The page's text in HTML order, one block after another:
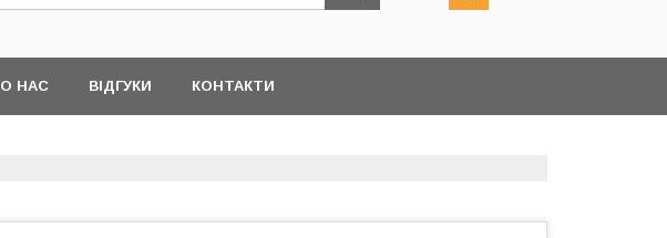
О НАС ВІДГУКИ КОНТАКТИ